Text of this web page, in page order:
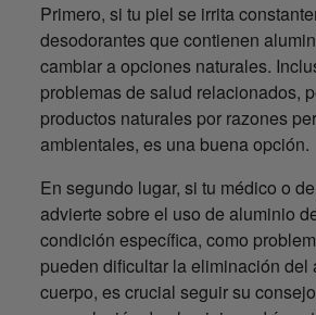
Primero, si tu piel se irrita
desodorantes que contienen
cambiar a opciones naturales.
problemas de salud relacionados,
productos naturales por razones
ambientales, es una buena opción.
En segundo lugar, si tu médico o
advierte sobre el uso de aluminio
condición específica, como
pueden dificultar la eliminación del
cuerpo, es crucial seguir su